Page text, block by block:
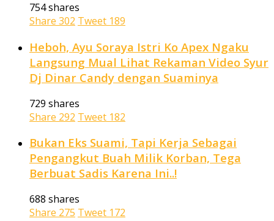
754 shares
Share 302 Tweet 189
Heboh, Ayu Soraya Istri Ko Apex Ngaku
Langsung Mual Lihat Rekaman Video Syur
Dj Dinar Candy dengan Suaminya
729 shares
Share 292 Tweet 182
Bukan Eks Suami, Tapi Kerja Sebagai
Pengangkut Buah Milik Korban, Tega
Berbuat Sadis Karena Ini..!
688 shares
Share 275 Tweet 172